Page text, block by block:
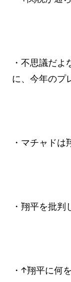
・不思議だ
に、今年のプ
・マチャドは
・翔平を批判
・↑翔平に何